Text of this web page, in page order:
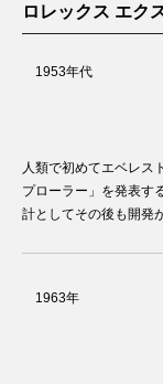
ロレックス エク
1953年代
人類で初めてエベレス
プローラー」を発表す
計としてその後も開発
1963年